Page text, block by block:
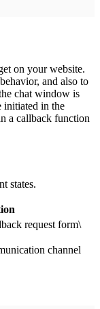
on your website.
and also to
chat window is
initiated in the
a callback function
states.
request form\
channel